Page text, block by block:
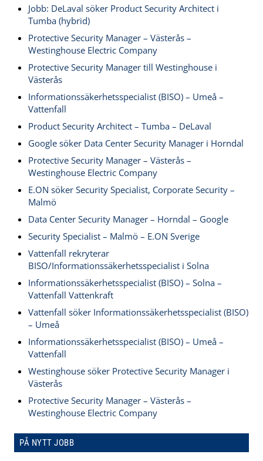
Jobb: DeLaval söker Product Security Architect i
Tumba (hybrid)
Protective Security Manager – Västerås –
Westinghouse Electric Company
Protective Security Manager till Westinghouse i
Västerås
Informationssäkerhetsspecialist (BISO) – Umeå –
Vattenfall
Product Security Architect – Tumba – DeLaval
Google söker Data Center Security Manager i Horndal
Protective Security Manager – Västerås –
Westinghouse Electric Company
E.ON söker Security Specialist, Corporate Security –
Malmö
Data Center Security Manager – Horndal – Google
Security Specialist – Malmö – E.ON Sverige
Vattenfall rekryterar
BISO/Informationssäkerhetsspecialist i Solna
Informationssäkerhetsspecialist (BISO) – Solna –
Vattenfall Vattenkraft
Vattenfall söker Informationssäkerhetsspecialist (BISO)
– Umeå
Informationssäkerhetsspecialist (BISO) – Umeå –
Vattenfall
Westinghouse söker Protective Security Manager i
Västerås
Protective Security Manager – Västerås –
Westinghouse Electric Company
PÅ NYTT JOBB